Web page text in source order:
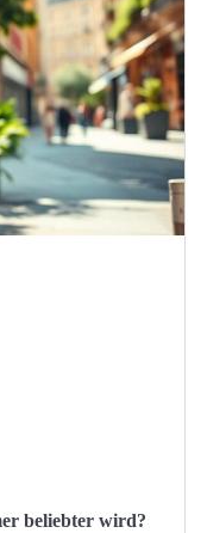
beliebter wird?